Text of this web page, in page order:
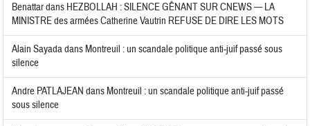
Benattardans HEZBOLLAH : SILENCE GÊNANT SUR CNEWS — LA
MINISTRE des armées Catherine Vautrin REFUSE DE DIRE LES MOTS
Alain Sayadadans Montreuil : un scandale politique anti-juif passé sous
silence
Andre PATLAJEAN dans Montreuil : un scandale politique anti-juif passé
sous silence